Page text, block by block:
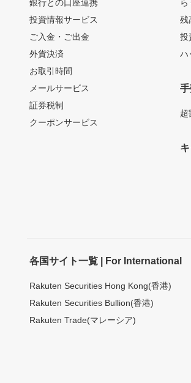
銀行との口座連携
投資情報サービス
ご入金・ご出金
外貨決済
お取引時間
メールサービス
証券税制
クーポンサービス
残
投
ハ
超
各国サイト一覧 | For International
Rakuten Securities Hong Kong(香港)
Rakuten Securities Bullion(香港)
Rakuten Trade(マレーシア)